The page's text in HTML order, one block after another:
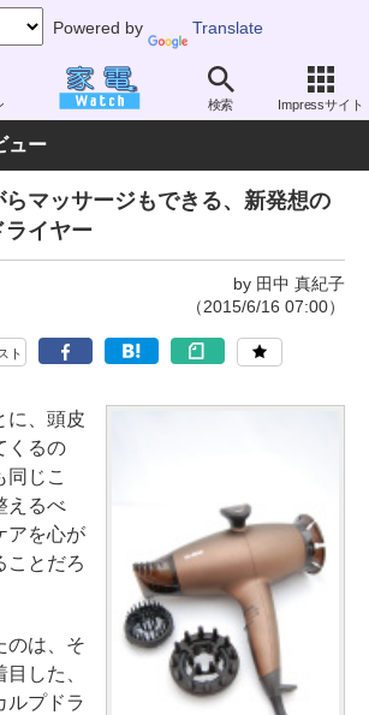
Powered by Translate
検索 Impressサイト
ア 美容家電 頭皮ケア
ュー
マッサージもできる、新発想の
ライヤー
by 田中 真紀子
（2015/6/16 07:00）
ト
、頭皮
くるの
同じこ
えるべ
アを心が
ことだろ
は、そ
した、
ルプドラ